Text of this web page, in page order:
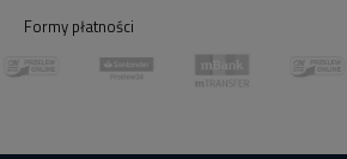
Formy płatności